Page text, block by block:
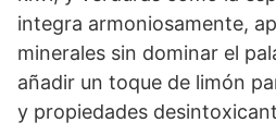
integra armoniosamente,
minerales sin dominar el
añadir un toque de limón
y propiedades